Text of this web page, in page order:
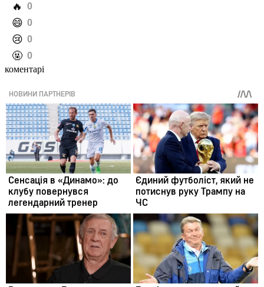
️🔥 0
️😄 0
️😢 0
️🤬 0
коментарі